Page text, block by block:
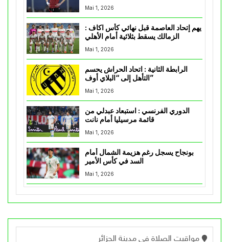
Mai 1, 2026
يهم إتحاد العاصمة قبل نهائي كأس اكاف :
Mai 1, 2026
الرابطة الثانية : اتحاد الحراش يحسم
التأهل إلى “البلاي أوف”
Mai 1, 2026
الدوري الفرنسي : استبعاد عبدلي من
قائمة مرسيليا أمام نانت
Mai 1, 2026
بونجاح يسجل رغم هزيمة الشمال أمام
السد في كأس الأمير
Mai 1, 2026